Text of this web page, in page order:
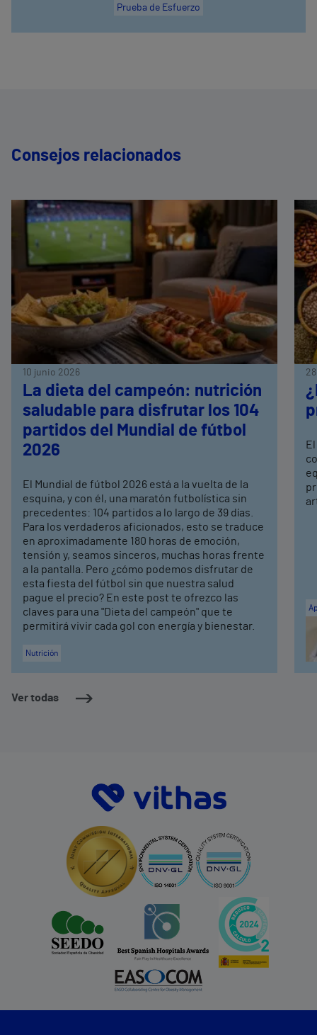
Prueba de Esfuerzo
Consejos relacionados
Ver todas
10 junio 2026
La dieta del campeón: nutrición
saludable para disfrutar los 104
partidos del Mundial de fútbol
2026
El Mundial de fútbol 2026 está a la vuelta de la
esquina, y con él, una maratón futbolística sin
precedentes: 104 partidos a lo largo de 39 días.
Para los verdaderos aficionados, esto se traduce
en aproximadamente 180 horas de emoción,
tensión y, seamos sinceros, muchas horas frente
a la pantalla. Pero ¿cómo podemos disfrutar de
esta fiesta del fútbol sin que nuestra salud
pague el precio? En este post te ofrezco las
claves para una "Dieta del campeón" que te
permitirá vivir cada gol con energía y bienestar.
Nutrición